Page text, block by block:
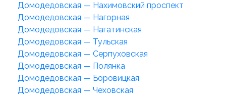
Домодедовская — Нахимовский проспект
Домодедовская — Нагорная
Домодедовская — Нагатинская
Домодедовская — Тульская
Домодедовская — Серпуховская
Домодедовская — Полянка
Домодедовская — Боровицкая
Домодедовская — Чеховская